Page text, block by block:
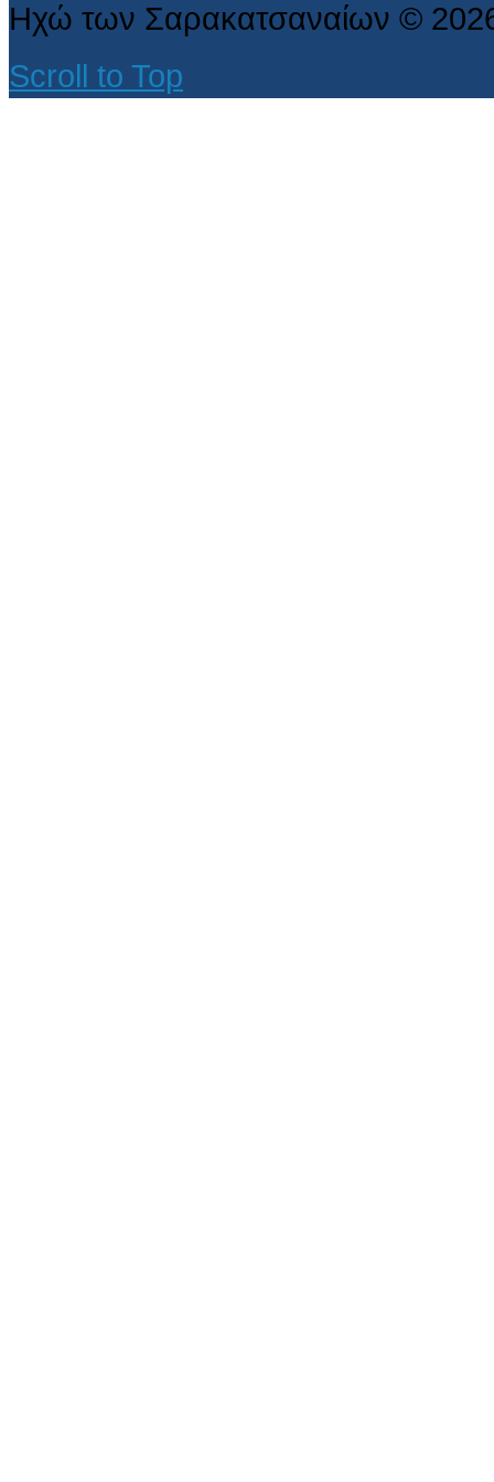
Ηχώ των Σαρακατσαναίων ©
Scroll to Top